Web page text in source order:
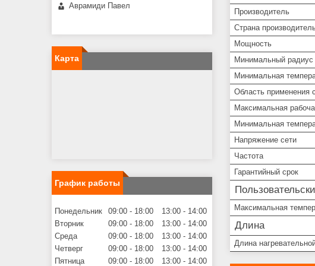
Производитель
Страна
Мощность
Минимальный радиус
Минимальная
Область применения
Максимальная
Минимальная
Напряжение сети
Частота
Гарантийный срок
Максимальная
Длина
Длина
Аврамиди Павел
Карта
График работы
Понедельник 09:00 18:00 13:00
14:00
Вторник
09:00 18:00 13:00
14:00
Среда
09:00 18:00 13:00
14:00
Четверг
09:00 18:00 13:00
14:00
Пятница
09:00 18:00 13:00 14:00